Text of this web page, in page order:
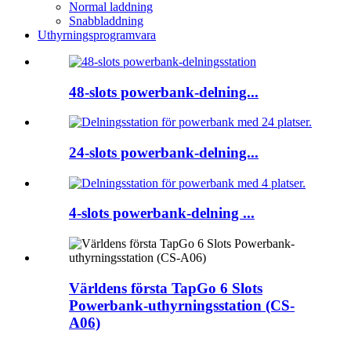
Normal laddning
Snabbladdning
Uthyrningsprogramvara
48-slots powerbank-delning...
24-slots powerbank-delning...
4-slots powerbank-delning ...
Världens första TapGo 6 Slots
Powerbank-uthyrningsstation (CS-
A06)